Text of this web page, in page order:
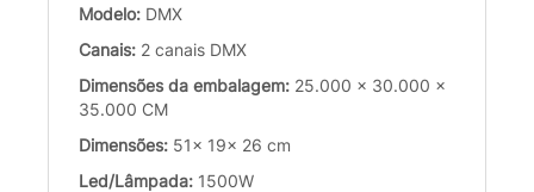
Modelo: DMX
Canais: 2 canais DMX
Dimensões da embalagem: 25.000 x 30.000 x
35.000 CM
Dimensões: 51x 19x 26 cm
Led/Lâmpada: 1500W